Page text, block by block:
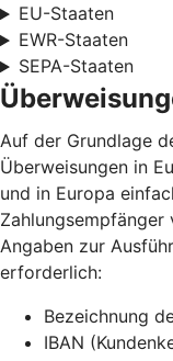
EU-Staaten
EWR-Staaten
SEPA-Staaten
Auf der Grundlage
Überweisungen in
und in Europa
Angaben zur
erforderlich:
Bezeichnung
IBAN